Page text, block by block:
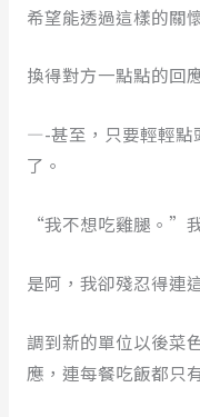
希望能透過這樣的關
換得對方一點點的回
—-甚至，只要輕輕點
了。
“我不想吃雞腿。”
是阿，我卻殘忍得連
調到新的單位以後菜
應，連每餐吃飯都只